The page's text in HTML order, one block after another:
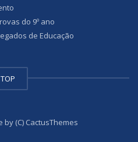
do 9º ano
de Educação
TOP
(C) CactusThemes